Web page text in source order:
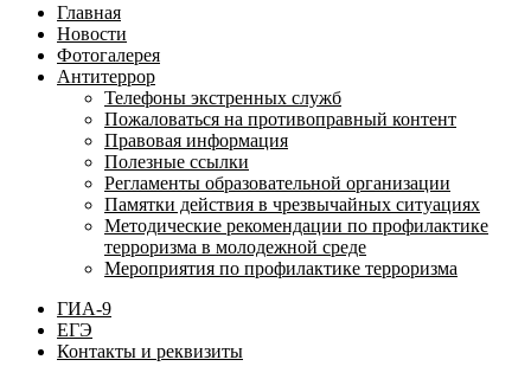
Главная
Новости
Фотогалерея
Антитеррор
Телефоны экстренных служб
Пожаловаться на противоправный контент
Правовая информация
Полезные ссылки
Регламенты образовательной организации
Памятки действия в чрезвычайных ситуациях
Методические рекомендации по профилактике
терроризма в молодежной среде
Мероприятия по профилактике терроризма
ГИА-9
ЕГЭ
Контакты и реквизиты